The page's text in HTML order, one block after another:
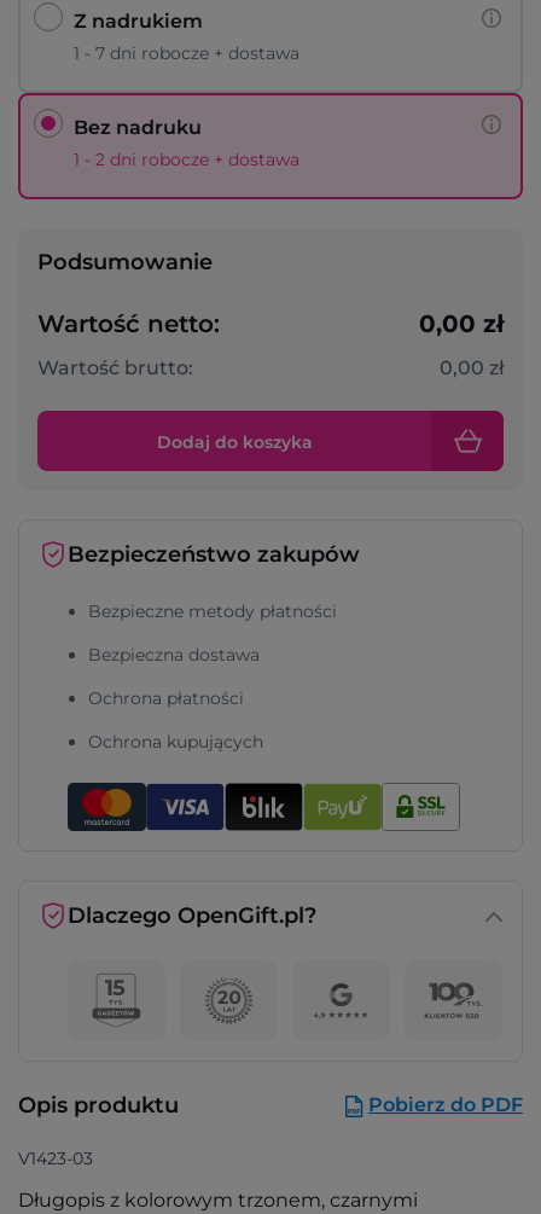
Z nadrukiem
1 - 7 dni robocze + dostawa
Bez nadruku
1 - 2 dni robocze + dostawa
Podsumowanie
Wartość netto: 0,00 zł
Wartość brutto: 0,00 zł
Dodaj do koszyka
Bezpieczeństwo zakupów
Bezpieczne metody płatności
Bezpieczna dostawa
Ochrona płatności
Ochrona kupujących
Dlaczego OpenGift.pl?
Opis produktu Pobierz do PDF
V1423-03
Długopis z kolorowym trzonem, czarnymi